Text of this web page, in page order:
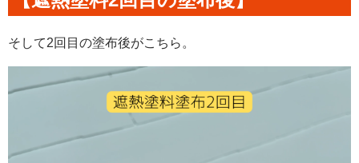
そして2回目の塗布後がこちら。